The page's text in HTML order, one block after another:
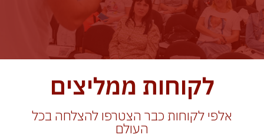
לקוחות ממליצים
אלפי לקוחות כבר הצטרפו להצלחה בכל
העולם